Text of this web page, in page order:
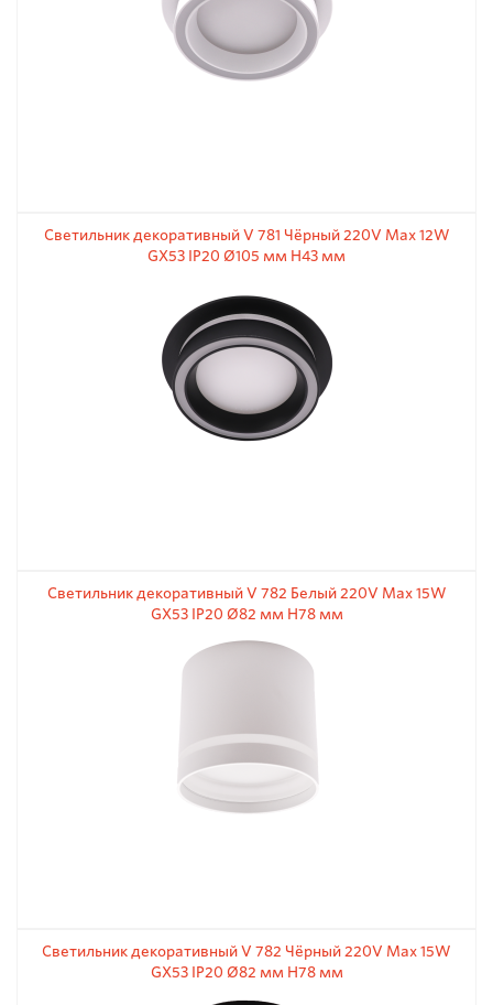
Светильник декоративный V 781 Чёрный 220V Max 12W
GX53 IP20 Ø105 мм H43 мм
Светильник декоративный V 782 Белый 220V Max 15W
GX53 IP20 Ø82 мм H78 мм
Светильник декоративный V 782 Чёрный 220V Max 15W
GX53 IP20 Ø82 мм H78 мм